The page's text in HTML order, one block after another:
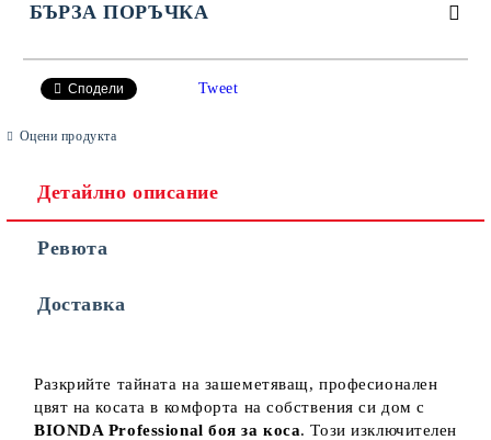
БЪРЗА ПОРЪЧКА
Ние ще се свържем с вас в рамките на работния ден.
Сподели Tweet
Оцени продукта
Детайлно описание
Ревюта
Доставка
Разкрийте тайната на зашеметяващ, професионален
цвят на косата в комфорта на собствения си дом с
BIONDA Professional боя за коса. Този изключителен